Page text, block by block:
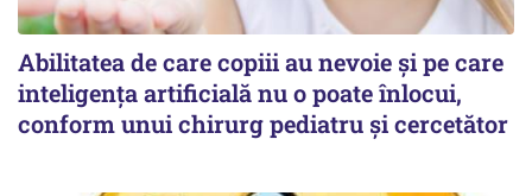
Abilitatea de care copiii au nevoie și pe care
inteligența artificială nu o poate înlocui,
conform unui chirurg pediatru și cercetător